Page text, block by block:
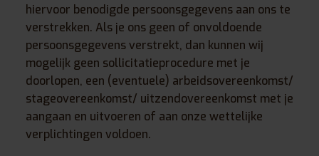
hiervoor benodigde persoonsgegevens aan ons te
verstrekken. Als je ons geen of onvoldoende
persoonsgegevens verstrekt, dan kunnen wij
mogelijk geen sollicitatieprocedure met je
doorlopen, een (eventuele) arbeidsovereenkomst/
stageovereenkomst/ uitzendovereenkomst met je
aangaan en uitvoeren of aan onze wettelijke
verplichtingen voldoen.